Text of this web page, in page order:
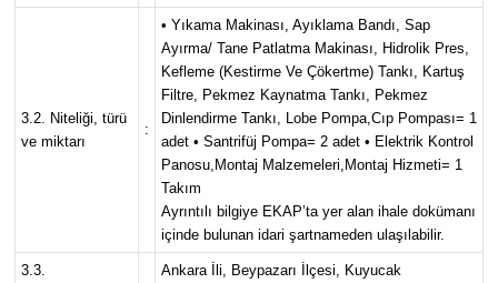
3.2. Niteliği, türü
ve miktarı
:
• Yıkama Makinası, Ayıklama Bandı, Sap
Ayırma/ Tane Patlatma Makinası, Hidrolik Pres,
Kefleme (Kestirme Ve Çökertme) Tankı, Kartuş
Filtre, Pekmez Kaynatma Tankı, Pekmez
Dinlendirme Tankı, Lobe Pompa,Cıp Pompası= 1
adet • Santrifüj Pompa= 2 adet • Elektrik Kontrol
Panosu,Montaj Malzemeleri,Montaj Hizmeti= 1
Takım
Ayrıntılı bilgiye EKAP’ta yer alan ihale dokümanı
içinde bulunan idari şartnameden ulaşılabilir.
3.3.
Ankara İli, Beypazarı İlçesi, Kuyucak